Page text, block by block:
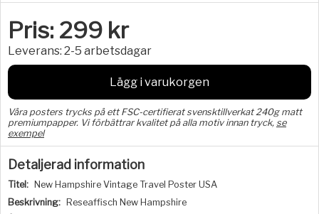
Pris: 299 kr
Leverans: 2-5 arbetsdagar
Lägg i varukorgen
Våra posters trycks på ett FSC-certifierat svensktillverkat 240g matt
premiumpapper. Vi förbättrar kvalitet på alla motiv innan tryck, se
exempel
Detaljerad information
Titel:
New Hampshire Vintage Travel Poster USA
Beskrivning:
Reseaffisch New Hampshire